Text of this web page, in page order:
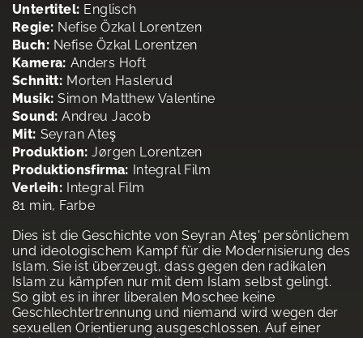
Untertitel: Englisch
Regie: Nefise Özkal Lorentzen
Buch: Nefise Özkal Lorentzen
Kamera: Anders Hoft
Schnitt: Morten Haslerud
Musik: Simon Matthew Valentine
Sound: Andreu Jacob
Mit: Seyran Ateş
Produktion: Jørgen Lorentzen
Produktionsfirma: Integral Film
Verleih: Integral Film
81 min, Farbe
Dies ist die Geschichte von Seyran Ateş' persönlichem
und ideologischem Kampf für die Modernisierung des
Islam. Sie ist überzeugt, dass gegen den radikalen
Islam zu kämpfen nur mit dem Islam selbst gelingt.
So gibt es in ihrer liberalen Moschee keine
Geschlechtertrennung und niemand wird wegen der
sexuellen Orientierung ausgeschlossen. Auf einer